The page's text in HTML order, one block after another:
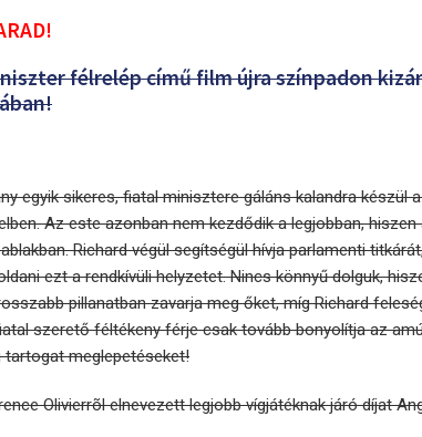
félrelép című film újra színpadon
egyik sikeres, fiatal minisztere gáláns kalandra készül
Az este azonban nem kezdődik a legjobban,
Richard végül segítségül hívja parlamenti
ezt a rendkívüli helyzetet. Nincs könnyű dolguk,
pillanatban zavarja meg őket, míg Richard
szerető féltékeny férje csak tovább bonyolítja az
tartogat meglepetéseket!
Olivierrõl elnevezett legjobb vígjátéknak járó díjat